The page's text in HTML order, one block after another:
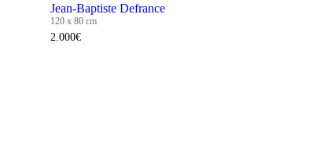
Jean-Baptiste Defrance
120 x 80 cm
2.000€